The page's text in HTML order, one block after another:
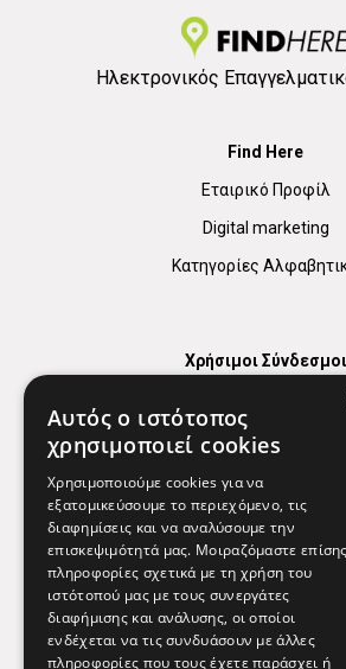
Ηλεκτρονικός
Find Here
Εταιρικό Προφίλ
Digital marketing
Κατηγορίες
Χρήσιμοι Σύνδεσμοι
Χρήσιμα Τηλέφωνα
Εφημερεύοντα
Απόρρητο
Όροι Χρήσης
Πολιτική προστασίας
Αυτός ο ιστότοπος
χρησιμοποιεί cookies
Χρησιμοποιούμε cookies για να
εξατομικεύσουμε το περιεχόμενο, τις
διαφημίσεις και να αναλύσουμε την
επισκεψιμότητά μας. Μοιραζόμαστε επίσης
πληροφορίες σχετικά με τη χρήση του
ιστότοπού μας με τους συνεργάτες
διαφήμισης και ανάλυσης, οι οποίοι
ενδέχεται να τις συνδυάσουν με άλλες
πληροφορίες που τους έχετε παράσχει ή